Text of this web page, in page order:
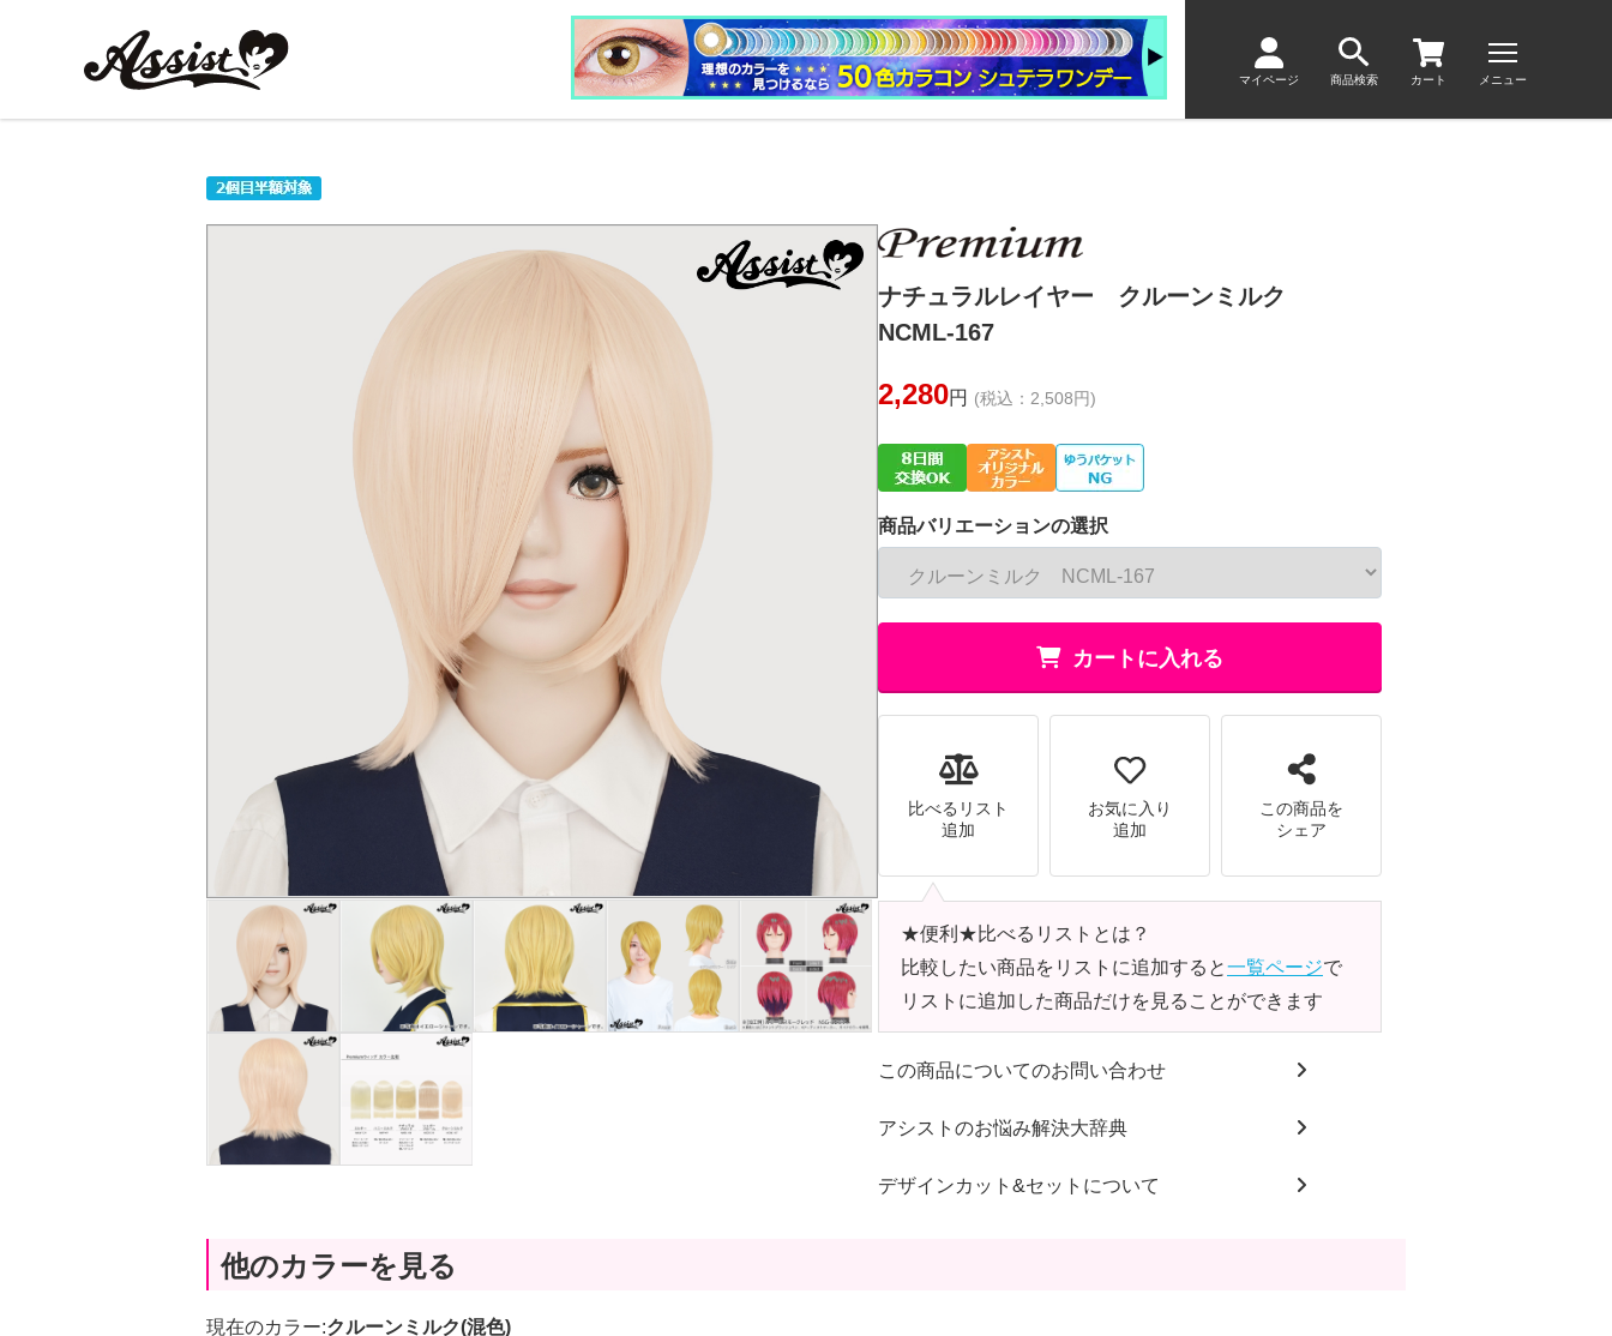
マイページ 商品検索 カート メニュー
ナチュラルレイヤー クルーンミルク
NCML-167
2,280円 (税込：2,508円)
商品バリエーションの選択
カートに入れる
比べるリスト
追加
お気に入り
追加
この商品を
シェア
★便利★比べるリストとは？
比較したい商品をリストに追加すると一覧ページで
リストに追加した商品だけを見ることができます
この商品についてのお問い合わせ
アシストのお悩み解決大辞典
デザインカット&セットについて
他のカラーを見る
現在のカラー:クルーンミルク(混色)